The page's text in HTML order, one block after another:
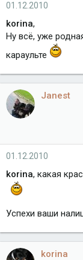
01.12.2010
korina,
Ну всё, уже
караульте
Janest
01.12.2010
korina, какая
Успехи ваши
korina